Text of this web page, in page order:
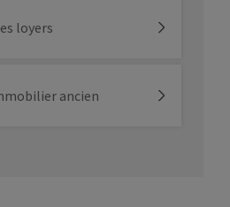
loyers
ancien